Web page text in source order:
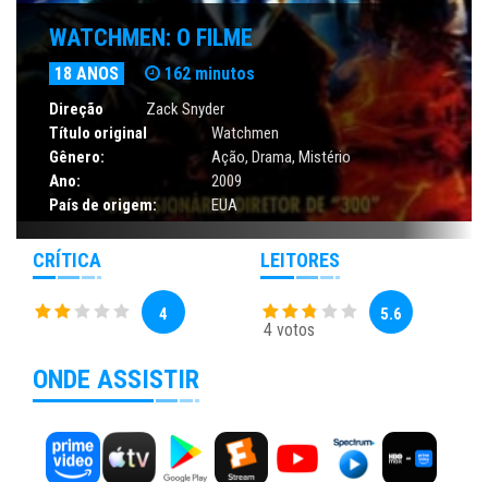
WATCHMEN: O FILME
18 ANOS 162 minutos
Direção
Zack Snyder
Título original
Watchmen
Gênero:
Ação, Drama, Mistério
Ano:
2009
País de origem:
EUA
CRÍTICA
4
LEITORES
4 votos
5.6
ONDE ASSISTIR